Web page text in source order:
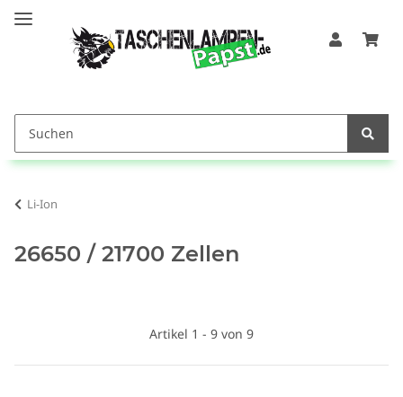
Li-Ion
26650 / 21700 Zellen
Artikel 1 - 9 von 9